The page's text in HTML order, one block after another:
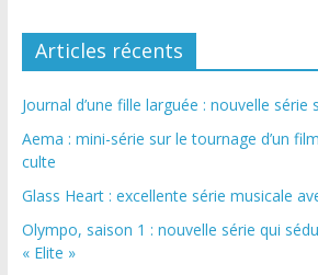
Articles récents
Journal d’une fille larguée : nouvelle
Aema : mini-série sur le tournage d’un
culte
Glass Heart : excellente série musicale
Olympo, saison 1 : nouvelle série qui
« Elite »